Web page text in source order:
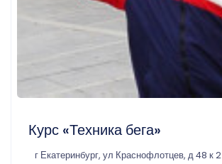
Курс «Техника бега»
г Екатеринбург, ул Краснофлотцев, д 48 к 2